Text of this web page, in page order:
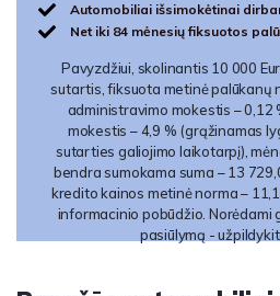
Automobiliai išsimokėtinai
Net iki 84 mėnesių fiksuotos
Pavyzdžiui, skolinantis 10 000
sutartis, fiksuota metinė palūkanų
administravimo mokestis – 0,12
mokestis – 4,9 % (grąžinamas
sutarties galiojimo laikotarpį),
bendra sumokama suma – 13
kredito kainos metinė norma –
informacinio pobūdžio. Norėdami
pasiūlymą -